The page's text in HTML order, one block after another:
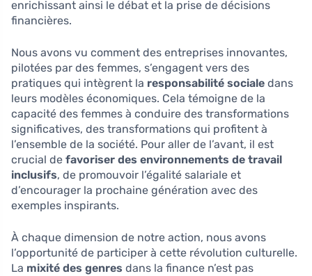
enrichissant ainsi le débat et la prise de décisions
financières.
Nous avons vu comment des entreprises innovantes,
pilotées par des femmes, s’engagent vers des
pratiques qui intègrent la responsabilité sociale dans
leurs modèles économiques. Cela témoigne de la
capacité des femmes à conduire des transformations
significatives, des transformations qui profitent à
l’ensemble de la société. Pour aller de l’avant, il est
crucial de favoriser des environnements de travail
inclusifs, de promouvoir l’égalité salariale et
d’encourager la prochaine génération avec des
exemples inspirants.
À chaque dimension de notre action, nous avons
l’opportunité de participer à cette révolution culturelle.
La mixité des genres dans la finance n’est pas